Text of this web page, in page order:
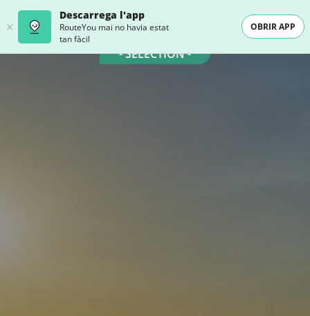
Descarrega l'app
RouteYou mai no havia estat
tan fàcil
OBRIR APP
- SELECTION -